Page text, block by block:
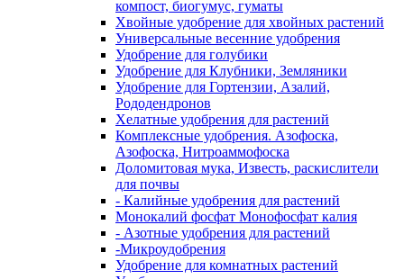
компост, биогумус, гуматы
Хвойные удобрение для хвойных растений
Универсальные весенние удобрения
Удобрение для голубики
Удобрение для Клубники, Земляники
Удобрение для Гортензии, Азалий,
Рододендронов
Хелатные удобрения для растений
Комплексные удобрения. Азофоска,
Азофоска, Нитроаммофоска
Доломитовая мука, Известь, раскислители
для почвы
- Калийные удобрения для растений
Монокалий фосфат Монофосфат калия
- Азотные удобрения для растений
-Микроудобрения
Удобрение для комнатных растений